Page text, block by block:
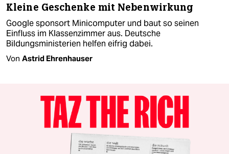
Kleine Geschenke mit Nebenwirkung
Google sponsort Minicomputer und baut so seinen
Einfluss im Klassenzimmer aus. Deutsche
Bildungsministerien helfen eifrig dabei.
Von Astrid Ehrenhauser